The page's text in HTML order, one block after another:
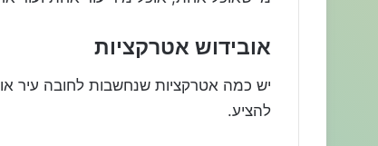
אובידוש אטרקציות
יש כמה אטרקציות שנחשבות לחובה עיר
להציע.